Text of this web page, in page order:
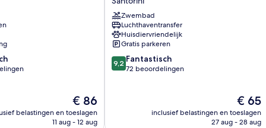
De
prijs
is
€ 86
belastingen en toeslagen
11 aug - 12 aug
Santorini
Zwembad
Luchthaventransfer
Huisdiervriendelijk
Gratis parkeren
9.2
van
beoordelingen
9,2 Fantastisch
72 beoordelingen
De
prijs
is
€ 65
inclusief belastingen en toeslagen
27 aug - 28 aug